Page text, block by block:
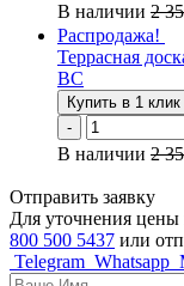
В наличии 2
Распродажа!
Террасная
ВС
Купить в 1 клик
-
В наличии 2
Отправить заявку
Для уточнения цены
800 500 5437 или
Telegram Whatsapp